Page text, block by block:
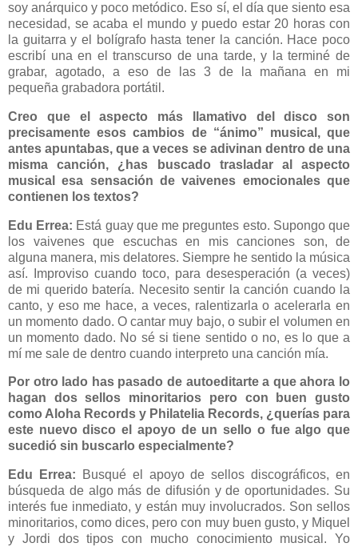
soy anárquico y poco metódico. Eso sí, el día que siento esa
necesidad, se acaba el mundo y puedo estar 20 horas con
la guitarra y el bolígrafo hasta tener la canción. Hace poco
escribí una en el transcurso de una tarde, y la terminé de
grabar, agotado, a eso de las 3 de la mañana en mi
pequeña grabadora portátil.
Creo que el aspecto más llamativo del disco son
precisamente esos cambios de “ánimo” musical, que
antes apuntabas, que a veces se adivinan dentro de una
misma canción, ¿has buscado trasladar al aspecto
musical esa sensación de vaivenes emocionales que
contienen los textos?
Edu Errea: Está guay que me preguntes esto. Supongo que
los vaivenes que escuchas en mis canciones son, de
alguna manera, mis delatores. Siempre he sentido la música
así. Improviso cuando toco, para desesperación (a veces)
de mi querido batería. Necesito sentir la canción cuando la
canto, y eso me hace, a veces, ralentizarla o acelerarla en
un momento dado. O cantar muy bajo, o subir el volumen en
un momento dado. No sé si tiene sentido o no, es lo que a
mí me sale de dentro cuando interpreto una canción mía.
Por otro lado has pasado de autoeditarte a que ahora lo
hagan dos sellos minoritarios pero con buen gusto
como Aloha Records y Philatelia Records, ¿querías para
este nuevo disco el apoyo de un sello o fue algo que
sucedió sin buscarlo especialmente?
Edu Errea: Busqué el apoyo de sellos discográficos, en
búsqueda de algo más de difusión y de oportunidades. Su
interés fue inmediato, y están muy involucrados. Son sellos
minoritarios, como dices, pero con muy buen gusto, y Miquel
y Jordi dos tipos con mucho conocimiento musical. Yo